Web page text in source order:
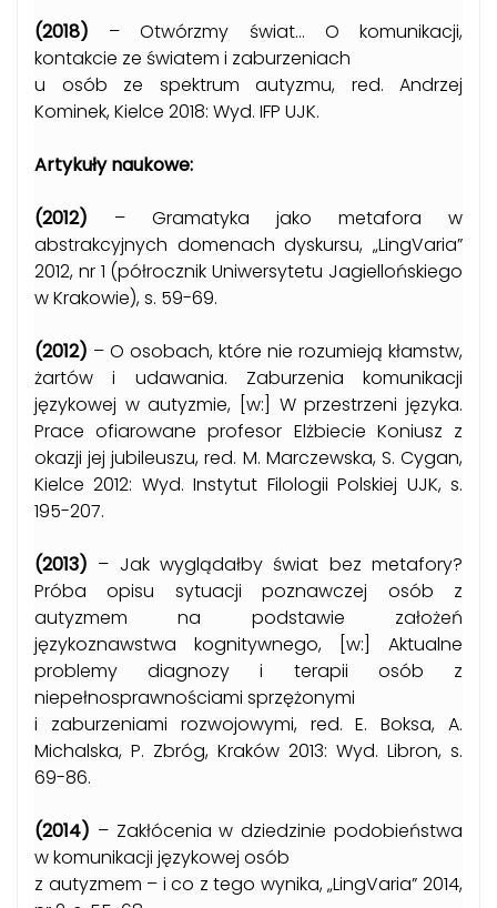
(2018) – Otwórzmy świat… O komunikacji,
kontakcie ze światem i zaburzeniach
u osób ze spektrum autyzmu, red. Andrzej
Kominek, Kielce 2018: Wyd. IFP UJK.
Artykuły naukowe:
(2012) – Gramatyka jako metafora w
abstrakcyjnych domenach dyskursu, „LingVaria”
2012, nr 1 (półrocznik Uniwersytetu Jagiellońskiego
w Krakowie), s. 59-69.
(2012) – O osobach, które nie rozumieją kłamstw,
żartów i udawania. Zaburzenia komunikacji
językowej w autyzmie, [w:] W przestrzeni języka.
Prace ofiarowane profesor Elżbiecie Koniusz z
okazji jej jubileuszu, red. M. Marczewska, S. Cygan,
Kielce 2012: Wyd. Instytut Filologii Polskiej UJK, s.
195-207.
(2013) – Jak wyglądałby świat bez metafory?
Próba opisu sytuacji poznawczej osób z
autyzmem na podstawie założeń
językoznawstwa kognitywnego, [w:] Aktualne
problemy diagnozy i terapii osób z
niepełnosprawnościami sprzężonymi
i zaburzeniami rozwojowymi, red. E. Boksa, A.
Michalska, P. Zbróg, Kraków 2013: Wyd. Libron, s.
69-86.
(2014) – Zakłócenia w dziedzinie podobieństwa
w komunikacji językowej osób
z autyzmem – i co z tego wynika, „LingVaria” 2014,